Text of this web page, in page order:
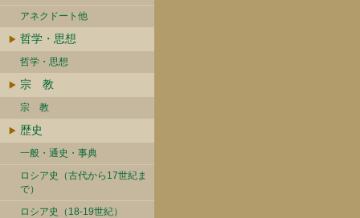
アネクドート他
哲学・思想
哲学・思想
宗 教
宗 教
歴史
一般・通史・事典
ロシア史（古代から17世紀ま
で）
ロシア史（18-19世紀）